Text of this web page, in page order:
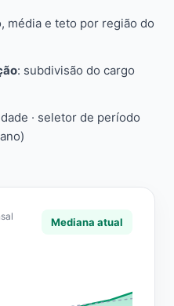
média e teto por região do
: subdivisão do cargo
· seletor de período
Mediana atual